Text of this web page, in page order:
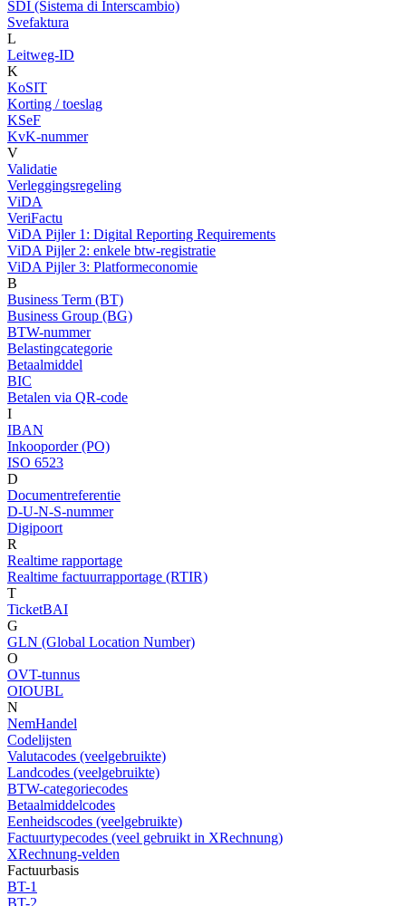
SDI (Sistema di Interscambio)
Svefaktura
L
Leitweg-ID
K
KoSIT
Korting / toeslag
KSeF
KvK-nummer
V
Validatie
Verleggingsregeling
ViDA
VeriFactu
ViDA Pijler 1: Digital Reporting Requirements
ViDA Pijler 2: enkele btw-registratie
ViDA Pijler 3: Platformeconomie
B
Business Term (BT)
Business Group (BG)
BTW-nummer
Belastingcategorie
Betaalmiddel
BIC
Betalen via QR-code
I
IBAN
Inkooporder (PO)
ISO 6523
D
Documentreferentie
D-U-N-S-nummer
Digipoort
R
Realtime rapportage
Realtime factuurrapportage (RTIR)
T
TicketBAI
G
GLN (Global Location Number)
O
OVT-tunnus
OIOUBL
N
NemHandel
Codelijsten
Valutacodes (veelgebruikte)
Landcodes (veelgebruikte)
BTW-categoriecodes
Betaalmiddelcodes
Eenheidscodes (veelgebruikte)
Factuurtypecodes (veel gebruikt in XRechnung)
XRechnung-velden
Factuurbasis
BT-1
BT-2